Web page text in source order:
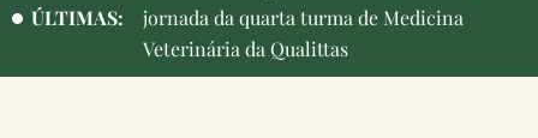
ÚLTIMAS:
Campinas, cidade onde nasceu a instituição,
ganham destaque na imprensa